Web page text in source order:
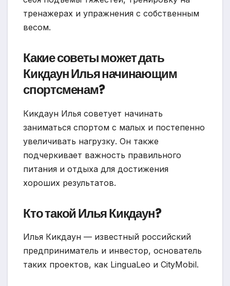
тренажерах и упражнения с собственным
весом.
Какие советы может дать
Кикдаун Илья начинающим
спортсменам?
Кикдаун Илья советует начинать
заниматься спортом с малых и постепенно
увеличивать нагрузку. Он также
подчеркивает важность правильного
питания и отдыха для достижения
хороших результатов.
Кто такой Илья Кикдаун?
Илья Кикдаун — известный российский
предприниматель и инвестор, основатель
таких проектов, как LinguaLeo и CityMobil.